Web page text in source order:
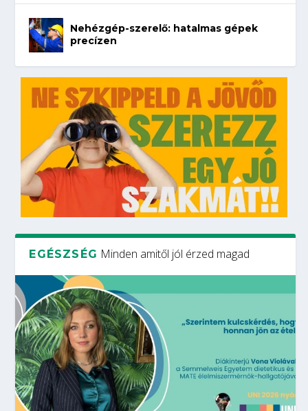
Nehézgép-szerelő: hatalmas gépek
precízen
EGÉSZSÉG Minden amitől jól érzed magad